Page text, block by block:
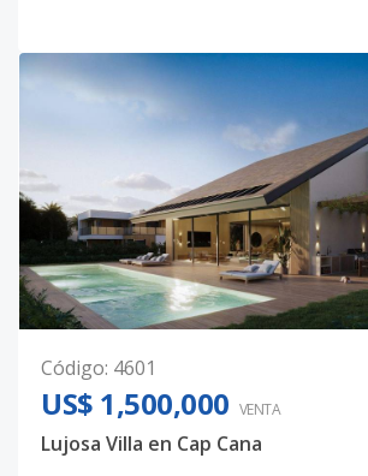
Código: 4601
US$ 1,500,000 VENTA
Lujosa Villa en Cap Cana